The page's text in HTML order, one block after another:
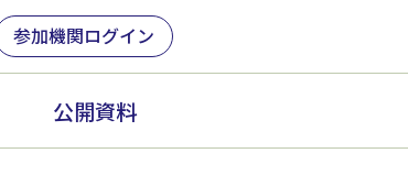
参加機関ログイン
公開資料